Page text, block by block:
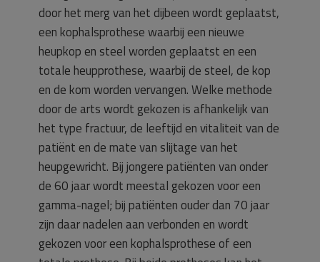
door het merg van het dijbeen wordt geplaatst,
een kophalsprothese waarbij een nieuwe
heupkop en steel worden geplaatst en een
totale heupprothese, waarbij de steel, de kop
en de kom worden vervangen. Welke methode
door de arts wordt gekozen is afhankelijk van
het type fractuur, de leeftijd en vitaliteit van de
patiënt en de mate van slijtage van het
heupgewricht. Bij jongere patiënten van onder
de 60 jaar wordt meestal gekozen voor een
gamma-nagel; bij patiënten ouder dan 70 jaar
zijn daar nadelen aan verbonden en wordt
gekozen voor een kophalsprothese of een